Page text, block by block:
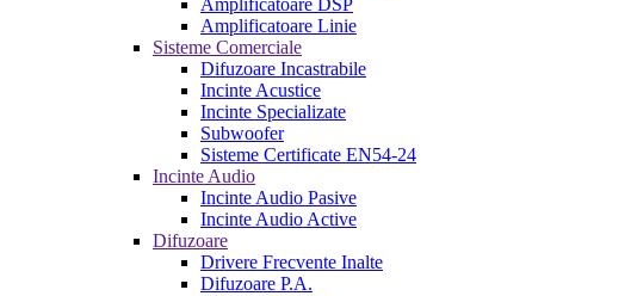
Amplificatoare DSP
Amplificatoare Linie
Sisteme Comerciale
Difuzoare Incastrabile
Incinte Acustice
Incinte Specializate
Subwoofer
Sisteme Certificate EN54-24
Incinte Audio
Incinte Audio Pasive
Incinte Audio Active
Difuzoare
Drivere Frecvente Inalte
Difuzoare P.A.